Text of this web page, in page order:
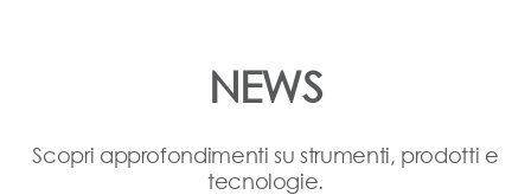
NEWS
Scopri approfondimenti su strumenti, prodotti e
tecnologie.